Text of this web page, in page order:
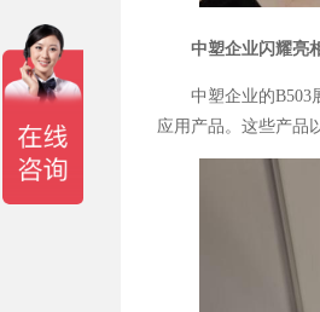
中塑企业闪耀亮
中塑企业的B503展
应用产品。这些产品